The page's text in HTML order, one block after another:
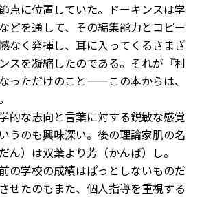
点に位置していた。ドーキンスは学
どを通して、その編集能力とコピー
なく発揮し、耳に入ってくるさまざ
スを凝縮したのである。それが『利
っただけのこと——この本からは、
的な志向と言葉に対する鋭敏な感覚
うのも興味深い。後の理論家肌の名
ん）は双葉より芳（かんば）し。
の学校の成績はぱっとしないものだ
せたのもまた、個人指導を重視する